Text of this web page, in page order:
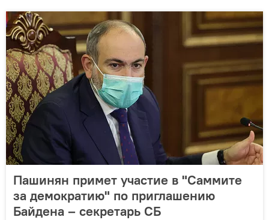
Пашинян примет участие в "Саммите
за демократию" по приглашению
Байдена – секретарь СБ